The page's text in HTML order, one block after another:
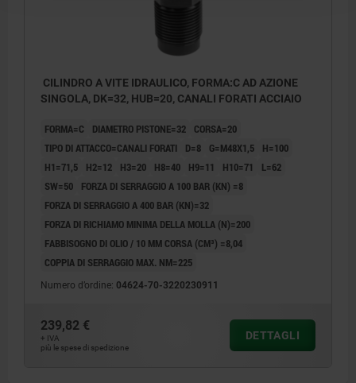
CILINDRO A VITE IDRAULICO, FORMA:C AD AZIONE
SINGOLA, DK=32, HUB=20, CANALI FORATI ACCIAIO
FORMA=C DIAMETRO PISTONE=32
CORSA=20
TIPO DI ATTACCO=CANALI FORATI
D=8 G=M48X1,5
H=100
H1=71,5
H2=12 H3=20 H8=40 H9=11 H10=71
L=62
SW=50
FORZA DI SERRAGGIO A 100 BAR (KN) =8
FORZA DI SERRAGGIO A 400 BAR (KN)=32
FORZA DI RICHIAMO MINIMA DELLA MOLLA (N)=200
FABBISOGNO DI OLIO / 10 MM CORSA (CM³) =8,04
COPPIA DI SERRAGGIO MAX. NM=225
Numero d’ordine: 04624-70-3220230911
239,82 €
+ IVA
più le spese di spedizione
DETTAGLI